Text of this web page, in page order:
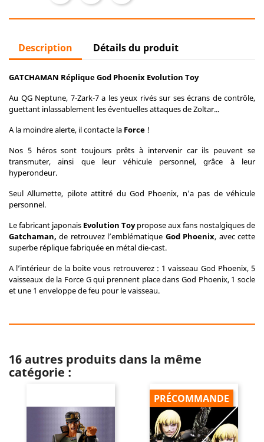
Description Détails du produit
GATCHAMAN Réplique God Phoenix Evolution Toy
Au QG Neptune, 7-Zark-7 a les yeux rivés sur ses écrans de contrôle,
guettant inlassablement les éventuelles attaques de Zoltar...
A la moindre alerte, il contacte la Force !
Nos 5 héros sont toujours prêts à intervenir car ils peuvent se
transmuter, ainsi que leur véhicule personnel, grâce à leur
hyperondeur.
Seul Allumette, pilote attitré du God Phoenix, n'a pas de véhicule
personnel.
Le fabricant japonais Evolution Toypropose aux fans nostalgiques de
Gatchaman, de retrouvez l’emblématique God Phoenix, avec cette
superbe réplique fabriquée en métal die-cast.
A l’intérieur de la boite vous retrouverez : 1 vaisseau God Phoenix, 5
vaisseaux de la Force G qui prennent place dans God Phoenix, 1 socle
et une 1 enveloppe de feu pour le vaisseau.
16 autres produits dans la même
catégorie :
PRÉCOMMANDE